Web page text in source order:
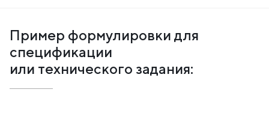
Пример формулировки для
спецификации
или технического задания: